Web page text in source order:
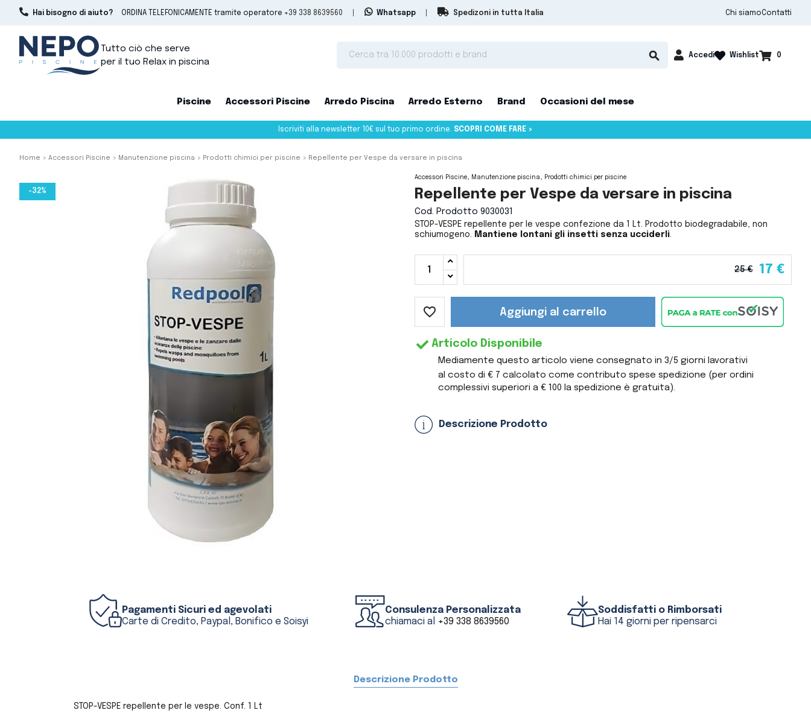
Hai bisogno di aiuto? ORDINA TELEFONICAMENTE tramite operatore +39 338 8639560 Whatsapp Spedizoni in tutta Italia Chi siamoContatti
Tutto ciò che serve
per il tuo Relax in piscina
search  Accedi shopping_cart 0
Wishlist
Piscine Accessori Piscine Arredo Piscina Arredo Esterno Brand Occasioni del mese
Iscriviti alla newsletter 10€ sul tuo primo ordine. SCOPRI COME FARE >
Home Accessori Piscine Manutenzione piscina Prodotti chimici per piscine Repellente per Vespe da versare in piscina
-32%
Accessori Piscine Manutenzione piscina Prodotti chimici per piscine
Repellente per Vespe da versare in piscina
Cod. Prodotto 9030031
STOP-VESPE repellente per le vespe confezione da 1 Lt. Prodotto biodegradabile, non
schiumogeno. Mantiene lontani gli insetti senza ucciderli.
25 € 17 €
Aggiungi al carrello
favorite_border
Articolo Disponibile
Mediamente questo articolo viene consegnato in 3/5 giorni lavorativi
al costo di € 7 calcolato come contributo spese spedizione (per ordini
complessivi superiori a € 100 la spedizione è gratuita).
Descrizione Prodotto
Pagamenti Sicuri ed agevolati
Carte di Credito, Paypal, Bonifico e Soisyi
Consulenza Personalizzata
chiamaci al +39 338 8639560
Soddisfatti o Rimborsati
Hai 14 giorni per ripensarci
Descrizione Prodotto
STOP-VESPE repellente per le vespe. Conf. 1 Lt